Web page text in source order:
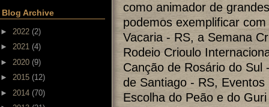
Blog Archive
► 2022 (2)
► 2021 (4)
► 2020 (9)
► 2015 (12)
► 2014 (70)
como animador de
podemos exemplificar
Vacaria - RS, a Semana
Rodeio Crioulo
Canção de Rosário do Sul
de Santiago - RS,
Escolha do Peão e do